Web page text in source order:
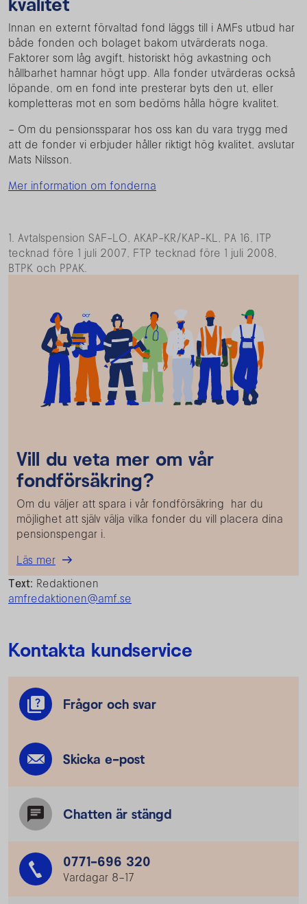
Innan en externt förvaltad fond läggs till i AMFs utbud har
både fonden och bolaget bakom utvärderats noga.
Faktorer som låg avgift, historiskt hög avkastning och
hållbarhet hamnar högt upp. Alla fonder utvärderas också
löpande, om en fond inte presterar byts den ut, eller
kompletteras mot en som bedöms hålla högre kvalitet.
– Om du pensionssparar hos oss kan du vara trygg med
att de fonder vi erbjuder håller riktigt hög kvalitet, avslutar
Mats Nilsson.
Mer information om fonderna
1. Avtalspension SAF-LO, AKAP-KR/KAP-KL, PA 16, ITP
tecknad före 1 juli 2007, FTP tecknad före 1 juli 2008,
BTPK och PPAK.
Vill du veta mer om vår
fondförsäkring?
Om du väljer att spara i vår fondförsäkring har du
möjlighet att själv välja vilka fonder du vill placera dina
pensionspengar i.
Läs mer
Text: Redaktionen
amfredaktionen@amf.se
Kontakta kundservice
Frågor och svar
Skicka e-post
Chatten är stängd
0771-696 320
Vardagar 8–17